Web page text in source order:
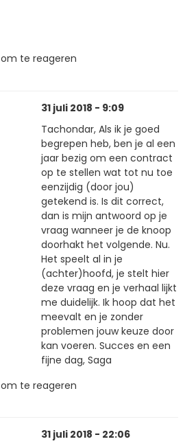
om te reageren
31 juli 2018 - 9:09
Tachondar, Als ik je goed
begrepen heb, ben je al een
jaar bezig om een contract
op te stellen wat tot nu toe
eenzijdig (door jou)
getekend is. Is dit correct,
dan is mijn antwoord op je
vraag wanneer je de knoop
doorhakt het volgende. Nu.
Het speelt al in je
(achter)hoofd, je stelt hier
deze vraag en je verhaal lijkt
me duidelijk. Ik hoop dat het
meevalt en je zonder
problemen jouw keuze door
kan voeren. Succes en een
fijne dag, Saga
om te reageren
31 juli 2018 - 22:06